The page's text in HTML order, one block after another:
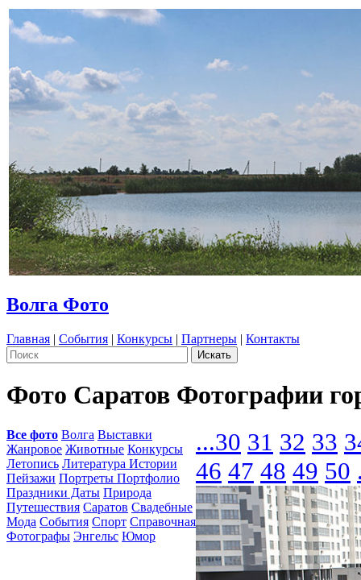
Волга Фото
Главная | События | Конкурсы | Партнеры | Контакты
Фото Саратов Фотографии
Все фото Волга Выставки
Жанровое Животные Конкурсы
Летопись Литература Истории
Пейзажи Портреты Портфолио
Праздники Даты Природа
Путешествия Саратов Свадебные
Мода События Спорт Справочная
Фотографы Энгельс Юмор
...30 31 32 33
46 47 48 49 50